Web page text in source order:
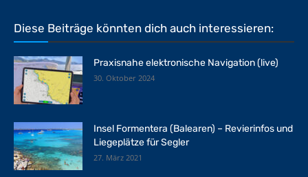
Diese Beiträge könnten dich auch interessieren:
Praxisnahe elektronische Navigation (live)
30. Oktober 2024
Insel Formentera (Balearen) – Revierinfos und
Liegeplätze für Segler
27. März 2021